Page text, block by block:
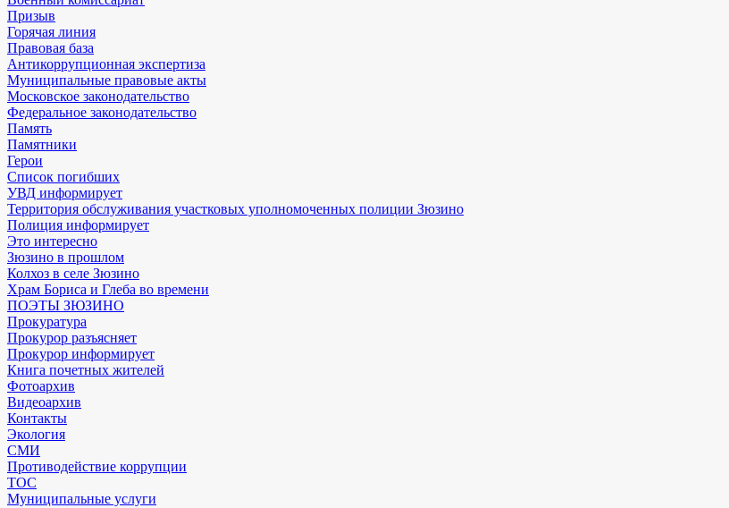
Призыв
Горячая линия
Правовая база
Антикоррупционная экспертиза
Муниципальные правовые акты
Московское законодательство
Федеральное законодательство
Память
Памятники
Герои
Список погибших
УВД информирует
Территория обслуживания участковых уполномоченных полиции Зюзино
Полиция информирует
Это интересно
Зюзино в прошлом
Колхоз в селе Зюзино
Храм Бориса и Глеба во времени
ПОЭТЫ ЗЮЗИНО
Прокуратура
Прокурор разъясняет
Прокурор информирует
Книга почетных жителей
Фотоархив
Видеоархив
Контакты
Экология
СМИ
Противодействие коррупции
ТОС
Муниципальные услуги